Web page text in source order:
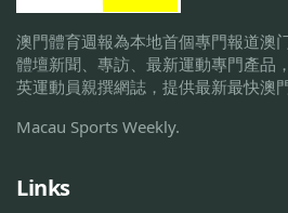
澳門體育週報為本地首個專門報道澳
體壇新聞、專訪、最新運動專門產品
英運動員親撰網誌，提供最新最快澳
Macau Sports Weekly.
Links